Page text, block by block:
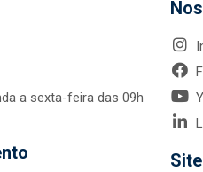
a sexta-feira das 09h